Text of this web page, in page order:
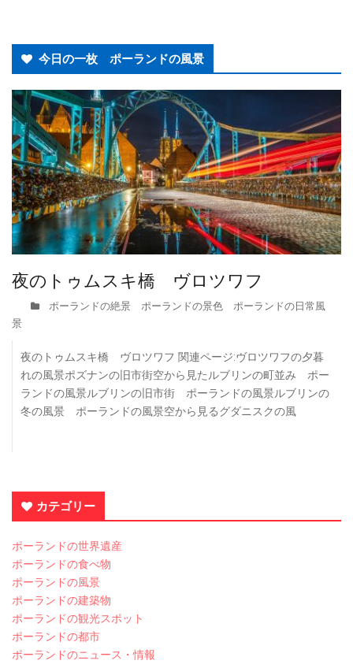
今日の一枚 ポーランドの風景
夜のトゥムスキ橋 ヴロツワフ
ポーランドの絶景 ポーランドの景色 ポーランドの日常風
景
夜のトゥムスキ橋 ヴロツワフ 関連ページ:ヴロツワフの夕暮
れの風景ポズナンの旧市街空から見たルブリンの町並み ポー
ランドの風景ルブリンの旧市街 ポーランドの風景ルブリンの
冬の風景 ポーランドの風景空から見るグダニスクの風
カテゴリー
ポーランドの世界遺産
ポーランドの食べ物
ポーランドの風景
ポーランドの建築物
ポーランドの観光スポット
ポーランドの都市
ポーランドのニュース・情報